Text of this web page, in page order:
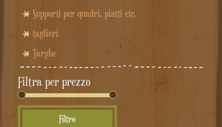
Supporti per quadri, piatti etc.
taglieri
Targhe
Filtra per prezzo
Filtro